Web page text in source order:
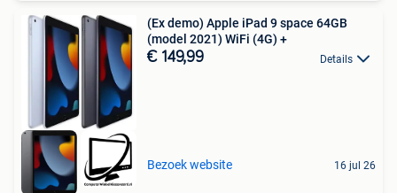
(Ex demo) Apple iPad 9 space 64GB
(model 2021) WiFi (4G) +
€ 149,99 Details
Bezoek website 16 jul 26